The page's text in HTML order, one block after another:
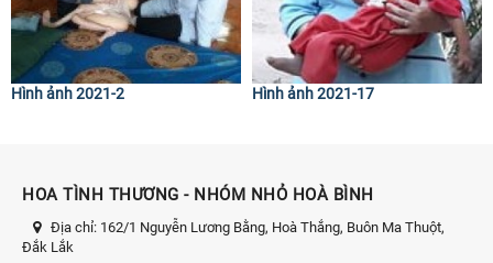
Hình ảnh 2021-2 Hình ảnh 2021-17
HOA TÌNH THƯƠNG - NHÓM NHỎ HOÀ BÌNH
Địa chỉ: 162/1 Nguyễn Lương Bằng, Hoà Thắng, Buôn Ma Thuột,
Đắk Lắk